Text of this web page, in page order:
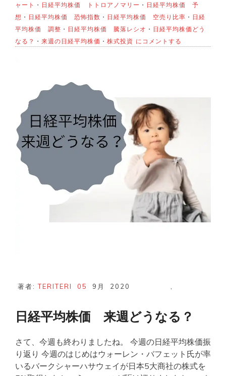
ャート ・ 日経平均株価 トトロアノマリー ・ 日経平均株価 予
想 ・ 日経平均株価 恐怖指数 ・ 日経平均株価 空売り比率 ・ 日経
平均株価 調整 ・ 日経平均株価 騰落レシオ ・ 日経平均株価どう
なる？ ・ 来週の日経平均株価 ・ 株式投資 日
経
は
ど
う
な
る？
にコメントする
著者:TERITERI 05 9月 2020
日経平均株価 来週どうなる？
さて、今週も終わりましたね。 今週の日経平均株価振
り返り 今週のはじめはウォーレン・バフェット氏が率
いるバークシャーハサウェイが日本5大商社の株式を